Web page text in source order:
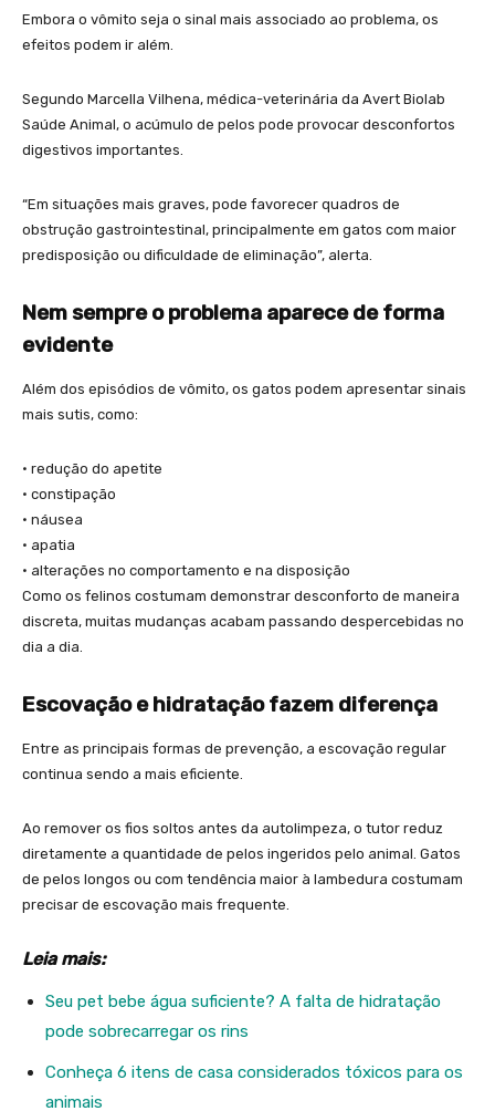
Embora o vômito seja o sinal mais associado ao problema, os
efeitos podem ir além.
Segundo Marcella Vilhena, médica-veterinária da Avert Biolab
Saúde Animal, o acúmulo de pelos pode provocar desconfortos
digestivos importantes.
“Em situações mais graves, pode favorecer quadros de
obstrução gastrointestinal, principalmente em gatos com maior
predisposição ou dificuldade de eliminação”, alerta.
Nem sempre o problema aparece de forma
evidente
Além dos episódios de vômito, os gatos podem apresentar sinais
mais sutis, como:
• redução do apetite
• constipação
• náusea
• apatia
• alterações no comportamento e na disposição
Como os felinos costumam demonstrar desconforto de maneira
discreta, muitas mudanças acabam passando despercebidas no
dia a dia.
Escovação e hidratação fazem diferença
Entre as principais formas de prevenção, a escovação regular
continua sendo a mais eficiente.
Ao remover os fios soltos antes da autolimpeza, o tutor reduz
diretamente a quantidade de pelos ingeridos pelo animal. Gatos
de pelos longos ou com tendência maior à lambedura costumam
precisar de escovação mais frequente.
Leia mais:
Seu pet bebe água suficiente? A falta de hidratação
pode sobrecarregar os rins
Conheça 6 itens de casa considerados tóxicos para os
animais